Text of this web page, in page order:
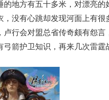
的地方有五十多米，对漂亮
，没有心跳却发现河面上有
卢行会对盟总省传奇颇有怨
弓箭护卫知识，再来几次雷霆